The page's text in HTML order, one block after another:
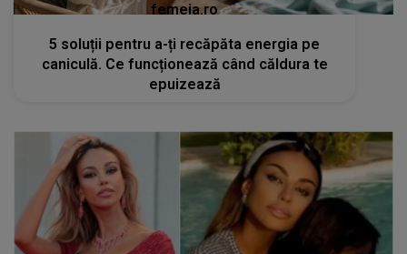
femeia.ro
5 soluții pentru a-ți recăpăta energia pe
caniculă. Ce funcționează când căldura te
epuizează